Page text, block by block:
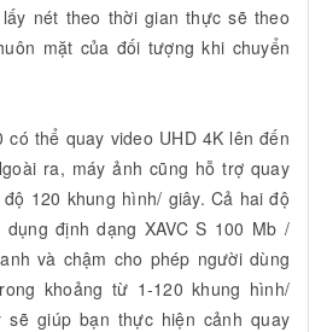
nét theo thời gian thực sẽ theo
mặt của đối tượng khi chuyển
có thể quay video UHD 4K lên đến
ra, máy ảnh cũng hỗ trợ quay
120 khung hình/ giây. Cả hai độ
định dạng XAVC S 100 Mb /
và chậm cho phép người dùng
khoảng từ 1-120 khung hình/
sẽ giúp bạn thực hiện cảnh quay